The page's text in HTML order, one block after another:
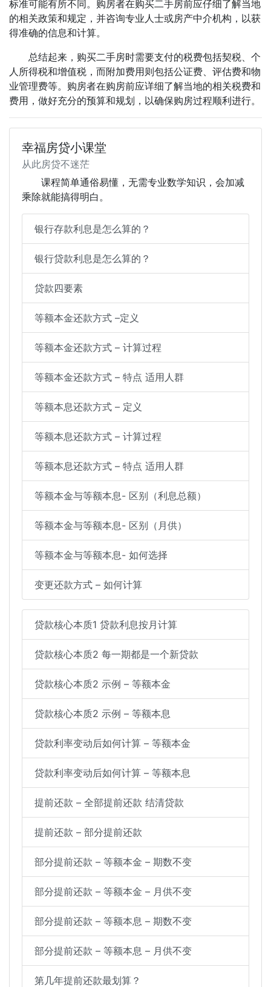
标准可能有所不同。购房者在购买二手房前应仔细了解当地
的相关政策和规定，并咨询专业人士或房产中介机构，以获
得准确的信息和计算。
总结起来，购买二手房时需要支付的税费包括契税、个
人所得税和增值税，而附加费用则包括公证费、评估费和物
业管理费等。购房者在购房前应详细了解当地的相关税费和
费用，做好充分的预算和规划，以确保购房过程顺利进行。
幸福房贷小课堂
从此房贷不迷茫
课程简单通俗易懂，无需专业数学知识，会加减
乘除就能搞得明白。
银行存款利息是怎么算的？
银行贷款利息是怎么算的？
贷款四要素
等额本金还款方式 –定义
等额本金还款方式 – 计算过程
等额本金还款方式 – 特点 适用人群
等额本息还款方式 – 定义
等额本息还款方式 – 计算过程
等额本息还款方式 – 特点 适用人群
等额本金与等额本息- 区别（利息总额）
等额本金与等额本息- 区别（月供）
等额本金与等额本息- 如何选择
变更还款方式 – 如何计算
贷款核心本质1 贷款利息按月计算
贷款核心本质2 每一期都是一个新贷款
贷款核心本质2 示例 – 等额本金
贷款核心本质2 示例 – 等额本息
贷款利率变动后如何计算 – 等额本金
贷款利率变动后如何计算 – 等额本息
提前还款 – 全部提前还款 结清贷款
提前还款 – 部分提前还款
部分提前还款 – 等额本金 – 期数不变
部分提前还款 – 等额本金 – 月供不变
部分提前还款 – 等额本息 – 期数不变
部分提前还款 – 等额本息 – 月供不变
第几年提前还款最划算？